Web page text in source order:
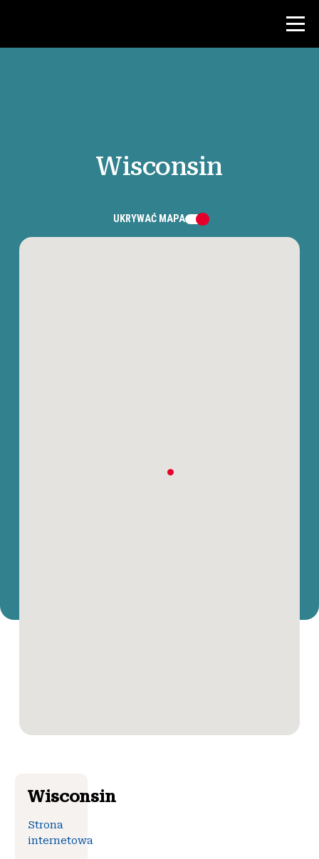
Wiadomości i wydarzenia
Wisconsin
UKRYWAĆ MAPA
Wisconsin
Strona
internetowa